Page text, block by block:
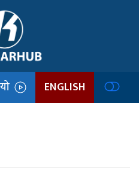
ENGLISH